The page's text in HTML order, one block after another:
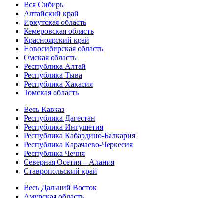
Вся Сибирь
Алтайский край
Иркутская область
Кемеровская область
Красноярский край
Новосибирская область
Омская область
Республика Алтай
Республика Тыва
Республика Хакасия
Томская область
Весь Кавказ
Республика Дагестан
Республика Ингушетия
Республика Кабардино-Балкария
Республика Карачаево-Черкесия
Республика Чечня
Северная Осетия – Алания
Ставропольский край
Весь Дальний Восток
Амурская область